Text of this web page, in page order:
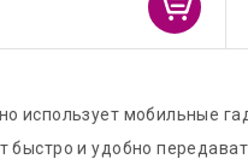
использует мобильные
и удобно